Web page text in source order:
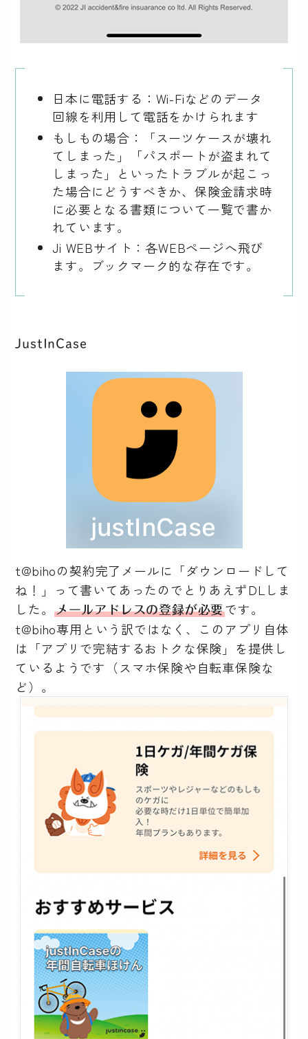
日本に電話する：Wi-Fiなどのデータ
回線を利用して電話をかけられます
もしもの場合：「スーツケースが壊れ
てしまった」「パスポートが盗まれて
しまった」といったトラブルが起こっ
た場合にどうすべきか、保険金請求時
に必要となる書類について一覧で書か
れています。
Ji WEBサイト：各WEBページへ飛び
ます。ブックマーク的な存在です。
JustInCase
t@bihoの契約完了メールに「ダウンロードして
ね！」って書いてあったのでとりあえずDLしま
した。
メールアドレスの登録が必要です。
t@biho専用という訳ではなく、このアプリ自体
は「アプリで完結するおトクな保険」を提供し
ているようです（スマホ保険や自転車保険な
ど）。